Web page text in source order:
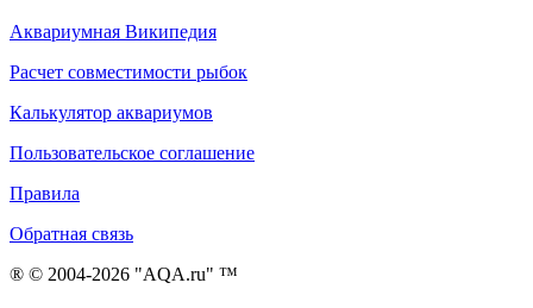
Аквариумная Википедия
Расчет совместимости рыбок
Калькулятор аквариумов
Пользовательское соглашение
Правила
Обратная связь
® © 2004-2026 "AQA.ru" ™